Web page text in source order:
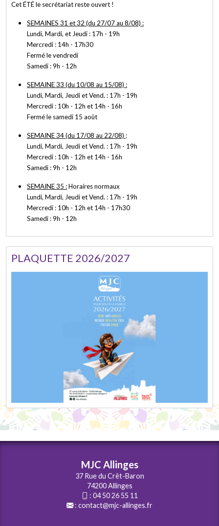
Cet ÉTÉ le secrétariat reste ouvert !
SEMAINES 31 et 32 (du 27/07 au 8/08) :
Lundi, Mardi, et Jeudi : 17h - 19h
Mercredi : 14h - 17h30
Fermé le vendredi
Samedi : 9h - 12h
SEMAINE 33 (du 10/08 au 15/08) :
Lundi, Mardi, Jeudi et Vend. : 17h - 19h
Mercredi : 10h - 12h et 14h - 16h
Fermé le samedi 15 août
SEMAINE 34 (du 17/08 au 22/08) :
Lundi, Mardi, Jeudi et Vend. : 17h - 19h
Mercredi : 10h - 12h et 14h - 16h
Samedi : 9h - 12h
SEMAINE 35 :Horaires normaux
Lundi, Mardi, Jeudi et Vend. : 17h - 19h
Mercredi : 10h - 12h et 14h - 17h30
Samedi : 9h - 12h
PLAQUETTE 2026/2027
MJC Allinges
37 Rue du Crêt-Baron
74200 Allinges
: 04 50 26 55 11
: contact@mjc-allinges.fr